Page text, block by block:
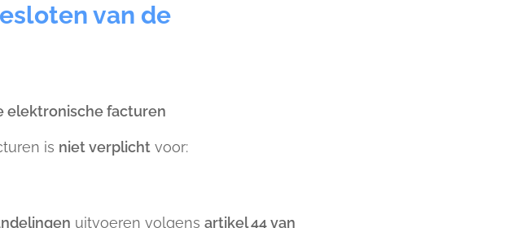
van de
elektronische facturen
is niet verplicht voor:
uitvoeren volgens artikel 44 van